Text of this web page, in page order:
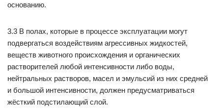
основанию.
3.3 В полах, которые в процессе эксплуатации могут
подвергаться воздействиям агрессивных жидкостей,
веществ животного происхождения и органических
растворителей любой интенсивности либо воды,
нейтральных растворов, масел и эмульсий из них средней
и большой интенсивности, должен предусматриваться
жёсткий подстилающий слой.